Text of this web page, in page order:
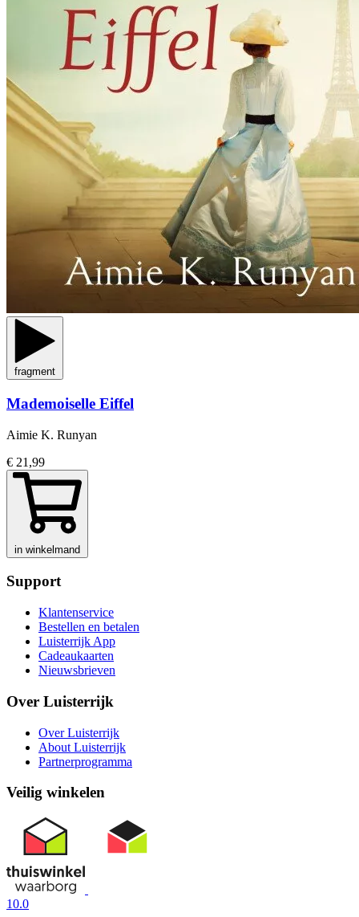
fragment
Mademoiselle Eiffel
Aimie K. Runyan
€ 21,99
in winkelmand
Support
Klantenservice
Bestellen en betalen
Luisterrijk App
Cadeaukaarten
Nieuwsbrieven
Over Luisterrijk
Over Luisterrijk
About Luisterrijk
Partnerprogramma
Veilig winkelen
10.0